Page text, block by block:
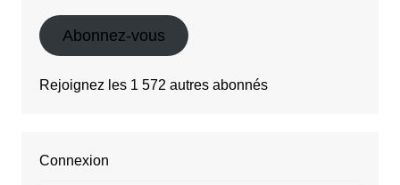
Abonnez-vous
Rejoignez les 1 572 autres abonnés
Connexion